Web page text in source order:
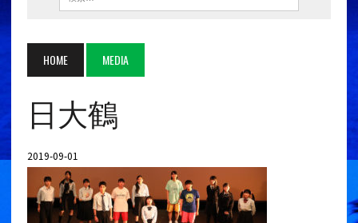
HOME MEDIA
日大鶴
2019-09-01